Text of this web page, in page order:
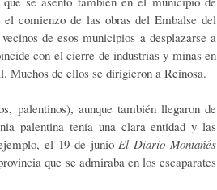
comienzo de las obras del Embalse del
de esos municipios a desplazarse a
con el cierre de industrias y minas en
Muchos de ellos se dirigieron a Reinosa.
palentinos), aunque también llegaron de
palentina tenía una clara entidad y las
el 19 de junio El Diario Montañés
que se admiraba en los escaparates